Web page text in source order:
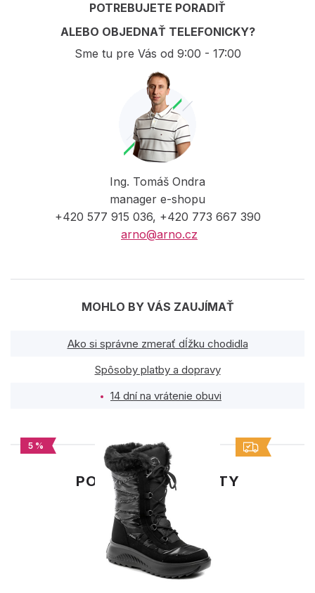
POTREBUJETE PORADIŤ
ALEBO OBJEDNAŤ TELEFONICKY?
Sme tu pre Vás od 9:00 - 17:00
Ing. Tomáš Ondra
manager e-shopu
+420 577 915 036, +420 773 667 390
arno@arno.cz
MOHLO BY VÁS ZAUJÍMAŤ
Ako si správne zmerať dĺžku chodidla
Spôsoby platby a dopravy
14 dní na vrátenie obuvi
PODOBNÉ PRODUKTY
5 %